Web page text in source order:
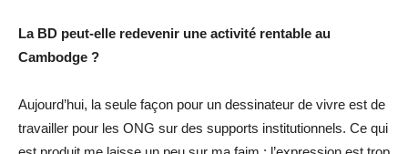
La BD peut-elle redevenir une activité rentable au
Cambodge ?
Aujourd’hui, la seule façon pour un dessinateur de vivre est de
travailler pour les ONG sur des supports institutionnels. Ce qui